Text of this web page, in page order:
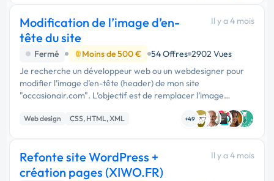
Modification de l’image d’en-
tête du site
Il y a 4 mois
Fermé Moins de 500 € 54 Offres 2902 Vues
Je recherche un développeur web ou un webdesigner pour
modifier l’image d’en-tête (header) de mon site
"occasionair.com". L’objectif est de remplacer l’image
actuelle par une nouvelle, plus moderne et adaptée à
l’identité visuelle du …
Web design CSS, HTML, XML +49
Refonte site WordPress +
création pages (XIWO.FR)
Il y a 4 mois